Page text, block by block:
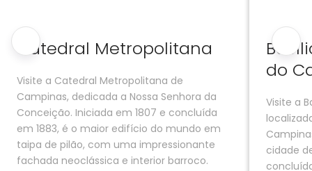
Catedral Metropolitana
Visite a Catedral Metropolitana de
Campinas, dedicada a Nossa Senhora da
Conceição. Iniciada em 1807 e concluída
em 1883, é o maior edifício do mundo em
taipa de pilão, com uma impressionante
fachada neoclássica e interior barroco.
do
Visite a
cidade